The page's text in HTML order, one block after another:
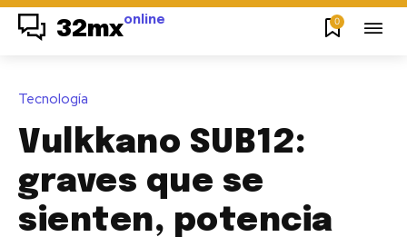
32mxonline 0
Tecnología
Vulkkano SUB12:
graves que se
sienten, potencia